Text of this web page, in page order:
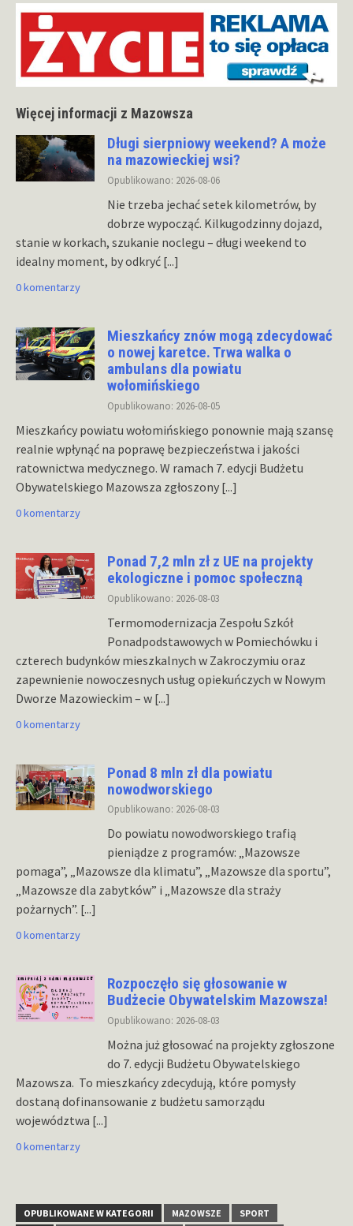
Więcej informacji z Mazowsza
Długi sierpniowy weekend? A może
na mazowieckiej wsi?
Opublikowano: 2026-08-06
Nie trzeba jechać setek kilometrów, by
dobrze wypocząć. Kilkugodzinny dojazd,
stanie w korkach, szukanie noclegu – długi weekend to
idealny moment, by odkryć [...]
0 komentarzy
Mieszkańcy znów mogą zdecydować
o nowej karetce. Trwa walka o
ambulans dla powiatu
wołomińskiego
Opublikowano: 2026-08-05
Mieszkańcy powiatu wołomińskiego ponownie mają szansę
realnie wpłynąć na poprawę bezpieczeństwa i jakości
ratownictwa medycznego. W ramach 7. edycji Budżetu
Obywatelskiego Mazowsza zgłoszony [...]
0 komentarzy
Ponad 7,2 mln zł z UE na projekty
ekologiczne i pomoc społeczną
Opublikowano: 2026-08-03
Termomodernizacja Zespołu Szkół
Ponadpodstawowych w Pomiechówku i
czterech budynków mieszkalnych w Zakroczymiu oraz
zapewnienie nowoczesnych usług opiekuńczych w Nowym
Dworze Mazowieckim – w [...]
0 komentarzy
Ponad 8 mln zł dla powiatu
nowodworskiego
Opublikowano: 2026-08-03
Do powiatu nowodworskiego trafią
pieniądze z programów: „Mazowsze
pomaga”, „Mazowsze dla klimatu”, „Mazowsze dla sportu”,
„Mazowsze dla zabytków” i „Mazowsze dla straży
pożarnych”. [...]
0 komentarzy
Rozpoczęło się głosowanie w
Budżecie Obywatelskim Mazowsza!
Opublikowano: 2026-08-03
Można już głosować na projekty zgłoszone
do 7. edycji Budżetu Obywatelskiego
Mazowsza. To mieszkańcy zdecydują, które pomysły
dostaną dofinansowanie z budżetu samorządu
województwa [...]
0 komentarzy
OPUBLIKOWANE W KATEGORII MAZOWSZE
SPORT